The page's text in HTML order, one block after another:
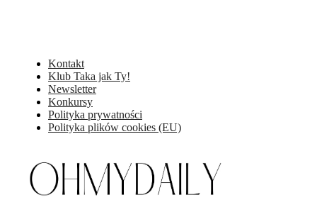
Kontakt
Klub Taka jak Ty!
Newsletter
Konkursy
Polityka prywatności
Polityka plików cookies (EU)